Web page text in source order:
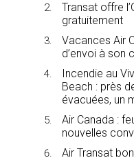
Transat offre
gratuitement
Vacances Air
d’envoi à son
Incendie au
Beach : près
évacuées, un
Air Canada :
nouvelles
Air Transat